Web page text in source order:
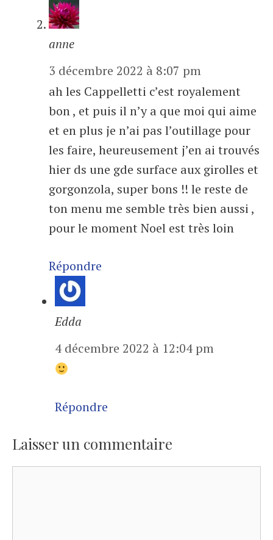
anne
3 décembre 2022 à 8:07 pm
ah les Cappelletti c’est royalement
bon , et puis il n’y a que moi qui aime
et en plus je n’ai pas l’outillage pour
les faire, heureusement j’en ai trouvés
hier ds une gde surface aux girolles et
gorgonzola, super bons !! le reste de
ton menu me semble très bien aussi ,
pour le moment Noel est très loin
Répondre
Edda
4 décembre 2022 à 12:04 pm
Répondre
Laisser un commentaire